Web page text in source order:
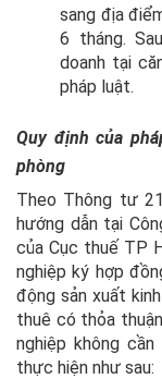
sang địa
6 tháng.
doanh tại
pháp luật.
Quy định của
phòng
Theo Thông tư
hướng dẫn tại
của Cục thuế TP
nghiệp ký hợp
động sản xuất
thuê có thỏa
nghiệp không
thực hiện như sau: